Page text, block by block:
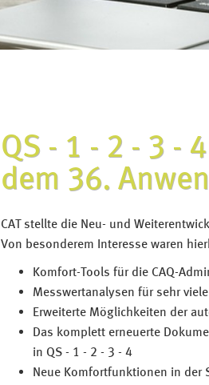
QS - 1 - 2 - 3 -
dem 36.
CAT stellte die Neu- und
Von besonderem Interesse waren
Komfort-Tools für die CAQ-
Messwertanalysen für sehr
Erweiterte Möglichkeiten der
Das komplett erneuerte
in QS - 1 - 2 - 3 - 4
Neue Komfortfunktionen in der